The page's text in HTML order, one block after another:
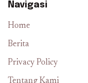
Navigasi
Home
Berita
Privacy Policy